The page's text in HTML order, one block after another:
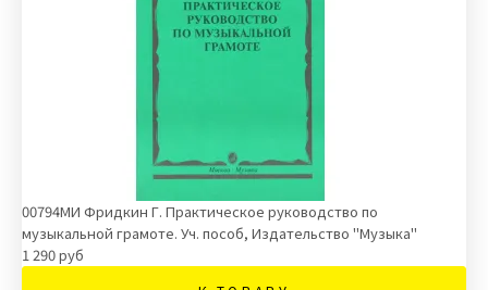
00794МИ Фридкин Г. Практическое руководство по
музыкальной грамоте. Уч. пособ, Издательство "Музыка"
1 290 руб